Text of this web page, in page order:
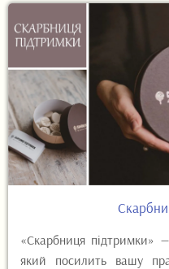
«Скарбниця підтримки»
який посилить вашу